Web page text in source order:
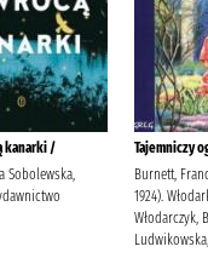
kanarki /
Sobolewska,
Tajemniczy
Burnett,
1924).
Włodarczyk,